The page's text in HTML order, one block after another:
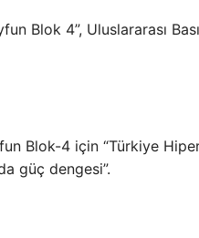
Blok 4”, Uluslararası
Blok-4 için “Türkiye
güç dengesi”.